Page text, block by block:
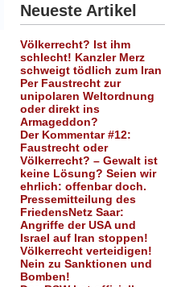
Neueste Artikel
Völkerrecht? Ist ihm
schlecht! Kanzler Merz
schweigt tödlich zum Iran
Per Faustrecht zur
unipolaren Weltordnung
oder direkt ins
Armageddon?
Der Kommentar #12:
Faustrecht oder
Völkerrecht? – Gewalt ist
keine Lösung? Seien wir
ehrlich: offenbar doch.
Pressemitteilung des
FriedensNetz Saar:
Angriffe der USA und
Israel auf Iran stoppen!
Völkerrecht verteidigen!
Nein zu Sanktionen und
Bomben!